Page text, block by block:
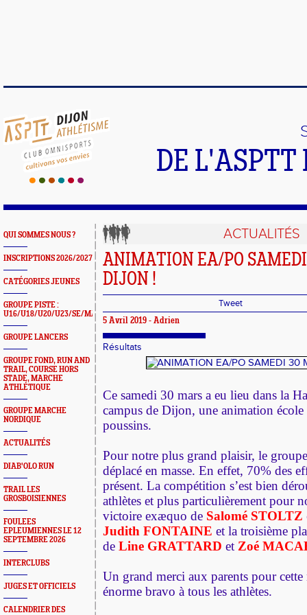
DE
QUI SOMMES NOUS ?
INSCRIPTIONS 2026/2027
CATÉGORIES JEUNES
GROUPE PISTE :
U16/U18/U20/U23/SE/MASTERS
GROUPE LANCERS
GROUPE FOND, RUN AND
TRAIL, COURSE HORS
STADE, MARCHE
ATHLÉTIQUE
GROUPE MARCHE
NORDIQUE
ACTUALITÉS
DIAB'OLO RUN
TRAIL LES
GROSBOISIENNES
FOULEES
EPLEUMIENNES LE 12
SEPTEMBRE 2026
INTERCLUBS
JUGES ET OFFICIELS
CALENDRIER DES
ACTUALITÉS
ANIMATION EA/PO
DIJON !
Tweet
5 Avril 2019 - Adrien
Résultats
Ce samedi 30 mars a eu lieu dans la
campus de Dijon, une animation école
poussins.
Pour notre plus grand plaisir, le
déplacé en masse. En effet, 70% des
athlètes et plus particulièrement pour
victoire exæquo de Salomé STOLTZ
Judith FONTAINE et la troisième
de Line GRATTARD et Zoé
Un grand merci aux parents pour
énorme bravo à tous les athlètes.